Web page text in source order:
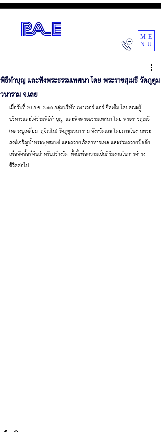
ME
NU
พิธีทำบุญ และฟังพระธรรมเทศนา โดย พระราชสุเมธี วัดภูตูม
วนาราม จ.เลย
เมื่อวันที่ 20 ก.ค. 2566 กลุ่มบริษัท เพาเวอร์ แอร์ ซิสเต็ม โดยคณะผู้
บริหารและได้ร่วมพิธีทำบุญ  และฟังพระธรรมเทศนา โดย พระราชสุเมธี
(หลวงปู่เหลี่ยม  สุจิณโน) วัดภูตูมวนาราม จังหวัดเลย โดยภายในงานพระ
สงฆ์เจริญน้ำพระพุทธมนต์ และถวายภัตตาหารเพล และร่วมถวายปัจจัย
เพื่อจัดซื้อที่ดินสำหรับสร้างวัด  ทั้งนี้เพื่อความเป็นสิริมงคลในการดำรง
ชีวิตต่อไป